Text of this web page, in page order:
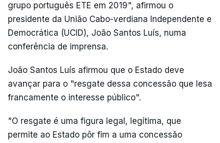
grupo português ETE em 2019", afirmou o
presidente da União Cabo-verdiana Independente e
Democrática (UCID), João Santos Luís, numa
conferência de imprensa.
João Santos Luís afirmou que o Estado deve
avançar para o "resgate dessa concessão que lesa
francamente o interesse público".
"O resgate é uma figura legal, legítima, que
permite ao Estado pôr fim a uma concessão